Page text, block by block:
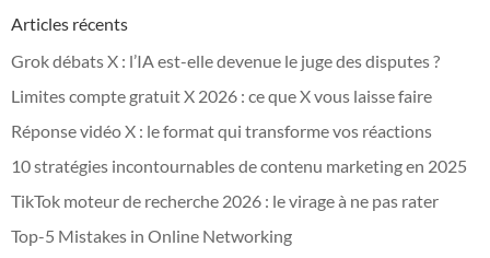
Articles récents
Grok débats X : l’IA est-elle devenue le juge des disputes ?
Limites compte gratuit X 2026 : ce que X vous laisse faire
Réponse vidéo X : le format qui transforme vos réactions
10 stratégies incontournables de contenu marketing en 2025
TikTok moteur de recherche 2026 : le virage à ne pas rater
Top-5 Mistakes in Online Networking